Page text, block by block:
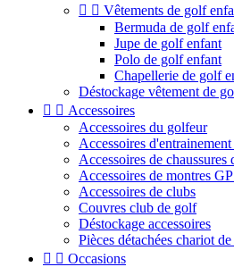
  Vêtements de golf
Bermuda de golf
Jupe de golf enfant
Polo de golf enfant
Chapellerie de golf
Déstockage vêtement de
  Accessoires
Accessoires du golfeur
Accessoires
Accessoires de chaussures
Accessoires de montres
Accessoires de clubs
Couvres club de golf
Déstockage accessoires
Pièces détachées chariot
  Occasions